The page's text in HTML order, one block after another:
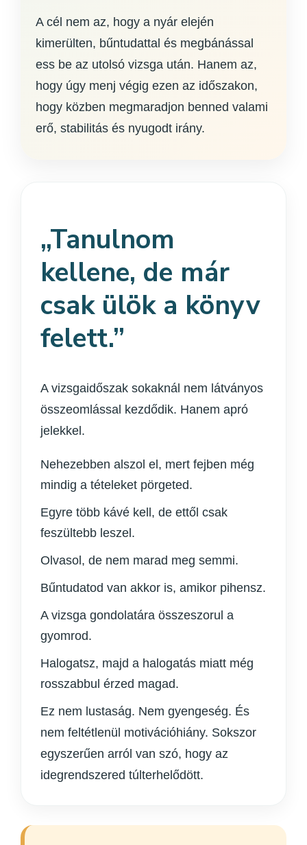
A cél nem az, hogy a nyár elején
kimerülten, bűntudattal és megbánással
ess be az utolsó vizsga után. Hanem az,
hogy úgy menj végig ezen az időszakon,
hogy közben megmaradjon benned valami
erő, stabilitás és nyugodt irány.
„Tanulnom
kellene, de már
csak ülök a könyv
felett.”
A vizsgaidőszak sokaknál nem látványos
összeomlással kezdődik. Hanem apró
jelekkel.
Nehezebben alszol el, mert fejben még
mindig a tételeket pörgeted.
Egyre több kávé kell, de ettől csak
feszültebb leszel.
Olvasol, de nem marad meg semmi.
Bűntudatod van akkor is, amikor pihensz.
A vizsga gondolatára összeszorul a
gyomrod.
Halogatsz, majd a halogatás miatt még
rosszabbul érzed magad.
Ez nem lustaság. Nem gyengeség. És
nem feltétlenül motivációhiány. Sokszor
egyszerűen arról van szó, hogy az
idegrendszered túlterhelődött.